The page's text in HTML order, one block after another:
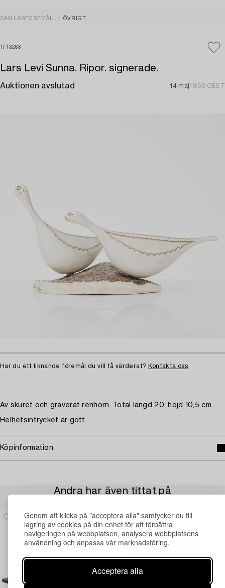
Genom att klicka på "acceptera alla" samtycker du till
lagring av cookies på din enhet för att förbättra
navigeringen på webbplatsen, analysera webbplatsens
användning och anpassa vår marknadsföring.
Acceptera alla
SAMLARFÖREMÅL ÖVRIGT
1713263
Lars Levi Sunna. Ripor. signerade.
Auktionen avslutad 14 maj18:58 CEST
Har du ett liknande föremål du vill få värderat? Kontakta oss
Av skuret och graverat renhorn. Total längd 20, höjd 10,5 cm.
Helhetsintrycket är gott.
Köpinformation
Andra har även tittat på